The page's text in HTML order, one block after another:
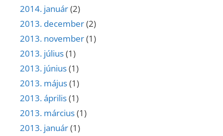
2014. január(2)
2013. december(2)
2013. november(1)
2013. július(1)
2013. június(1)
2013. május(1)
2013. április(1)
2013. március(1)
2013. január(1)